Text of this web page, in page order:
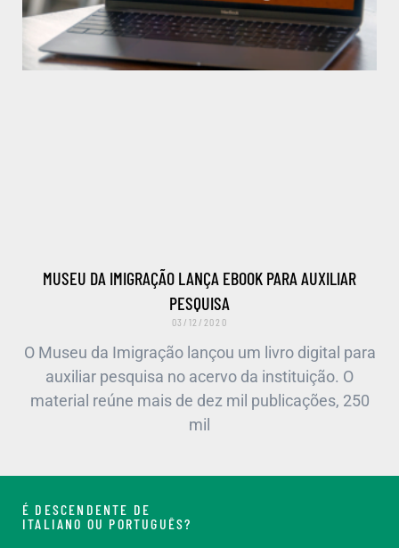
MUSEU DA IMIGRAÇÃO LANÇA EBOOK PARA AUXILIAR
PESQUISA
03/12/2020
O Museu da Imigração lançou um livro digital para
auxiliar pesquisa no acervo da instituição. O
material reúne mais de dez mil publicações, 250
mil
É DESCENDENTE DE
ITALIANO OU PORTUGUÊS?